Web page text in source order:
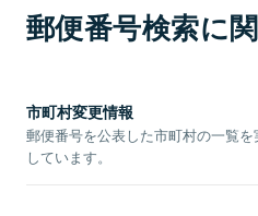
郵便番号検索に
市町村変更情報
郵便番号を公表した市町村の一覧
しています。